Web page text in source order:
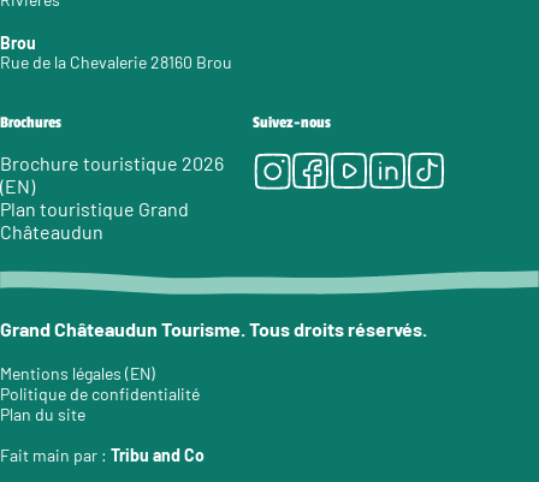
Brou
Rue de la Chevalerie 28160 Brou
Brochures
Brochure touristique 2026
(EN)
Plan touristique Grand
Châteaudun
Suivez-nous
Instagram
Facebook
Youtube
LinkedIn
Tiktok
Grand Châteaudun Tourisme. Tous droits réservés.
Mentions légales (EN)
Politique de confidentialité
Plan du site
Fait main par : Tribu and Co